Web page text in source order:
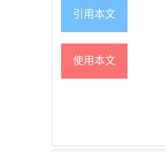
引用本文
使用本文